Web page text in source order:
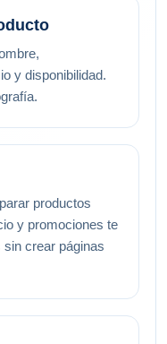
y disponibilidad.
productos
y promociones te
crear páginas